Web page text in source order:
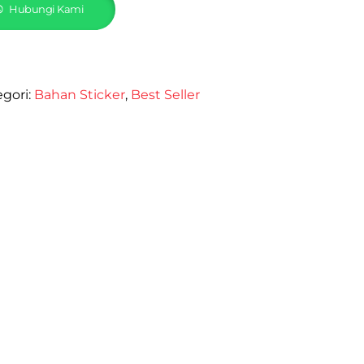
Hubungi Kami
Bahan Sticker, Best Seller